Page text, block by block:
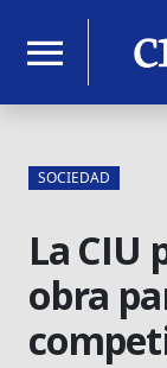
menu
SOCIEDAD
La CIU
obra